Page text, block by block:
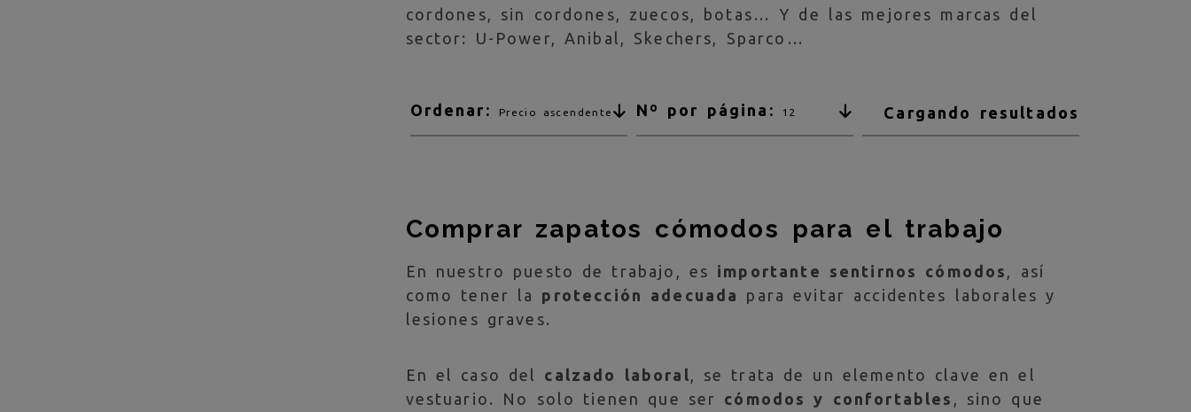
cordones, sin cordones, zuecos, botas… Y de las mejores marcas del
sector: U-Power, Anibal, Skechers, Sparco…
Ordenar: Precio ascendente Nº por página: 12 Cargando resultados
Comprar zapatos cómodos para el trabajo
En nuestro puesto de trabajo, es importante sentirnos cómodos
, así
como tener la protección adecuada
para evitar accidentes laborales y
lesiones graves.
En el caso del calzado laboral , se trata de un elemento clave en el
vestuario. No solo tienen que ser cómodos y confortables
, sino que